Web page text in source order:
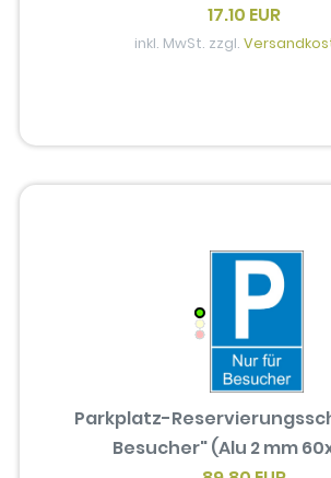
17.10 EUR
inkl. MwSt. zzgl.
Parkplatz-
Besucher" (Alu 2 mm